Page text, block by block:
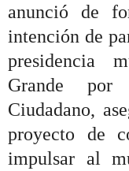
anunció de
intención de
presidencia
Grande
Ciudadano,
proyecto de
impulsar al